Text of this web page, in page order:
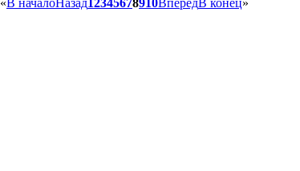
«В началоНазад12345678910ВперёдВ конец»